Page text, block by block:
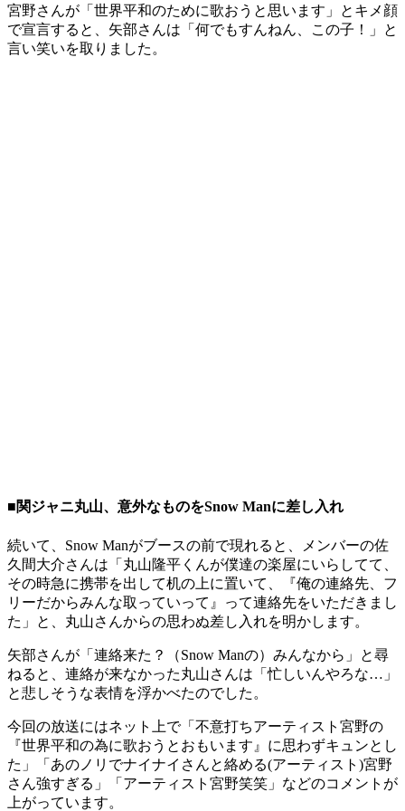
宮野さんが「世界平和のために歌おうと思います」とキメ顔
で宣言すると、矢部さんは「何でもすんねん、この子！」と
言い笑いを取りました。
■関ジャニ丸山、意外なものをSnow Manに差し入れ
続いて、Snow Manがブースの前で現れると、メンバーの佐
久間大介さんは「丸山隆平くんが僕達の楽屋にいらしてて、
その時急に携帯を出して机の上に置いて、『俺の連絡先、フ
リーだからみんな取っていって』って連絡先をいただきまし
た」と、丸山さんからの思わぬ差し入れを明かします。
矢部さんが「連絡来た？（Snow Manの）みんなから」と尋
ねると、連絡が来なかった丸山さんは「忙しいんやろな…」
と悲しそうな表情を浮かべたのでした。
今回の放送にはネット上で「不意打ちアーティスト宮野の
『世界平和の為に歌おうとおもいます』に思わずキュンとし
た」「あのノリでナイナイさんと絡める(アーティスト)宮野
さん強すぎる」「アーティスト宮野笑笑」などのコメントが
上がっています。